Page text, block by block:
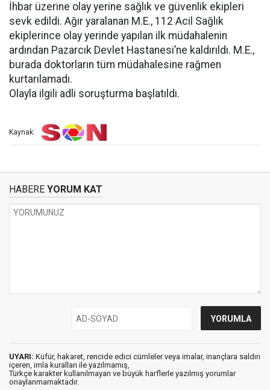
İhbar üzerine olay yerine sağlık ve güvenlik ekipleri
sevk edildi. Ağır yaralanan M.E., 112 Acil Sağlık
ekiplerince olay yerinde yapılan ilk müdahalenin
ardından Pazarcık Devlet Hastanesi’ne kaldırıldı. M.E.,
burada doktorların tüm müdahalesine rağmen
kurtarılamadı.
Olayla ilgili adli soruşturma başlatıldı.
Kaynak:
HABERE YORUM KAT
UYARI: Küfür, hakaret, rencide edici cümleler veya imalar, inançlara saldırı
içeren, imla kuralları ile yazılmamış,
Türkçe karakter kullanılmayan ve büyük harflerle yazılmış yorumlar
onaylanmamaktadır.